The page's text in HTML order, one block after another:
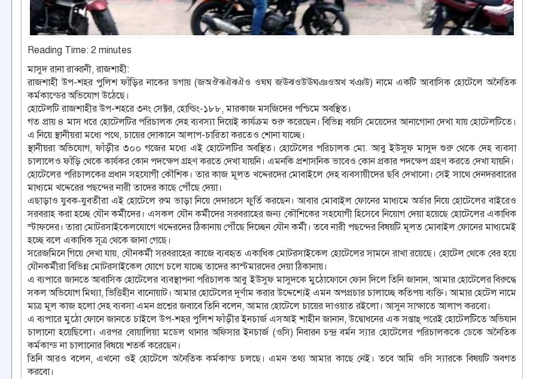
Reading Time: 2 minutes
মাসুদ রানা রাব্বানী, রাজশাহী:
রাজশাহী উপ-শহর পুলিশ ফাঁড়ির নাকের ডগায় (জঅঔঝঐঝঐও ওঘঘ জঊঝওউঊঘঞওঅখ খঞউ) নামে একটি আবাসিক হোটেলে অনৈতিক
কর্মকান্ডের অভিযোগ উঠেছে।
হোটেলটি রাজশাহীর উপ-শহরে ৩নং সেক্টর, হোল্ডিং-১৮৮, মারকাজ মসজিদের পশ্চিমে অবস্থিত।
গত প্রায় ৪ মাস ধরে হোটেলটির পরিচালক দেহ ব্যবস্যা দিয়েই কার্যক্রম শুরু করেছেন। বিভিন্ন বয়সি মেয়েদের আনাগোনা দেখা যায় হোটেলটিতে।
এ নিয়ে স্থানীয়রা মধ্যে পথে, চায়ের দোকানে আলাপ-চারিতা করতেও শোনা যাচ্ছে।
স্থানীয়রা অভিযোগ, ফাঁড়ীর ৩০০ গজের মধ্যে এই হোটেলটির অবস্থিত। হোটেলের পরিচালক মো. আবু ইউসুফ মাসুদ শুরু থেকে দেহ ব্যবসা
চালালেও ফাঁড়ি থেকে কার্যকর কোন পদক্ষেপ গ্রহণ করতে দেখা যায়নি। এমনকি প্রশাসনিক ভাবেও কোন প্রকার পদক্ষেপ গ্রহণ করতে দেখা যায়নি।
হোটেলের পরিচালকের প্রধান সহযোগী কৌশিক। তার কাজ মূলত খদ্দেরদের মোবাইলে দেহ ব্যবসায়ীদের ছবি দেখানো। সেই সাথে দেনদরবারের
মাধ্যমে খদ্দেরের পছন্দের নারী তাদের কাছে পৌঁছে দেয়া।
এছাড়াও যুবক-যুবতীরা এই হোটেলে রুম ভাড়া নিয়ে দেদারসে ফুর্তি করছেন। আবার মোবাইল ফোনের মাধ্যমে অর্ডার নিয়ে হোটেলের বাইরেও
সরবরাহ করা হচ্ছে যৌন কর্মীদের। এসকল যৌন কর্মীদের সরবরাহের জন্য কৌশিকের সহযোগী হিসেবে নিয়োগ দেয়া হয়েছে হোটেলের একাধিক
স্টাফদের। তারা মোটরসাইকেলযোগে খদ্দেরদের ঠিকানায় পৌঁছে দিচ্ছেন যৌন কর্মী। তবে নারী পছন্দের বিষয়টি মূলত মোবাইল ফোনের মাধ্যমেই
হচ্ছে বলে একাধিক সূত্র থেকে জানা গেছে।
সরেজমিনে গিয়ে দেখা যায়, যৌনকর্মী সরবরাহের কাজে ব্যবহৃত একাধিক মোটরসাইকেল হোটেলের সামনে রাখা রয়েছে। হোটেল থেকে বের হয়ে
যৌনকর্মীরা বিভিন্ন মোটরসাইকেল যোগে চলে যাচ্ছে তাদের কাস্টমারদের দেয়া ঠিকানায়।
এ ব্যপারে জানতে আবাসিক হোটেলের ব্যবস্থাপনা পরিচালক আবু ইউসুফ মাসুদকে মুঠোফোনে ফোন দিলে তিনি জানান, আমার হোটেলের বিরুদ্ধে
সকল অভিযোগ মিথ্যা, ভিত্তিহীন বানোয়াট। আমার হোটেলের দূর্ণাম করার উদ্দেশ্যেই এমন অপপ্রচার চালাচ্ছে কতিপয় ব্যক্তি। আমার হেটেল নামে
মাত্র মূল কাজ হলো দেহ ব্যবসা এমন প্রশ্নের জবাবে তিনি বলেন, আমার হোটেলে চায়ের দাওয়াত রইলো। আসুন সাক্ষাতে আলাপ করবো।
এ ব্যপারে মুঠো ফোনে জানতে চাইলে উপ-শহর পুলিশ ফাঁড়ীর ইনচার্জ এসআই শাহীন জানান, উদ্বোধনের এক সপ্তাহ্ পরেই হোটেলটিতে অভিযান
চালানো হয়েছিলো। এরপর বোয়ালিয়া মডেল থানার অফিসার ইনচার্জ (ওসি) নিবারন চন্দ্র বর্মন স্যার হোটেলের পরিচালককে ডেকে অনৈতিক
কর্মকান্ড না চালানোর বিষয়ে শতর্ক করেছেন।
তিনি আরও বলেন, এখনো ওই হোটেলে অনৈতিক কর্মকান্ড চলছে। এমন তথ্য আমার কাছে নেই। তবে আমি ওসি স্যারকে বিষয়টি অবগত
করবো।